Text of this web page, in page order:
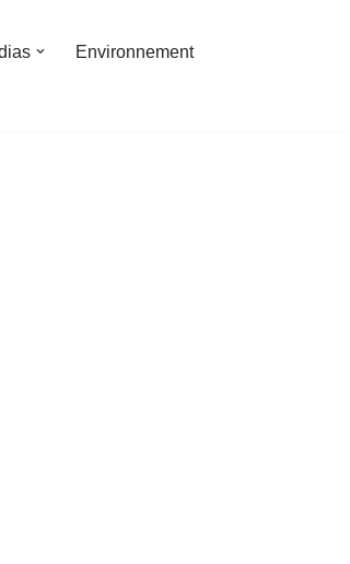
Environnement